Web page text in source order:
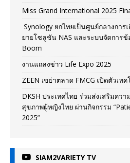
Miss Grand International 2025
Synology ยกไทยเป็นศูนย์กลางการ
ยายโซลูชัน NAS และระบบจัดการ
Boom
งานแถลงข่าว Life Expo 2025
ZEEN เขย่าตลาด FMCG เปิดตัวเท
DKSH ประเทศไทย ร่วมส่งเสริมคว
สุขภาพผู้หญิงไทย ผ่านกิจกรรม
2025”
SIAM2VARIETY TV